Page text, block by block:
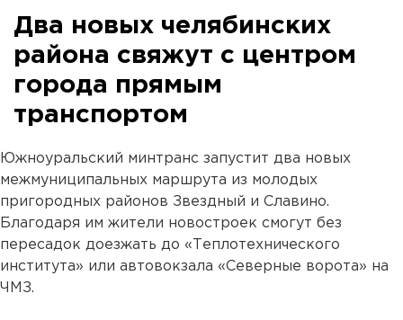
Два новых челябинских
района свяжут с центром
города прямым
транспортом
Южноуральский минтранс запустит два новых
межмуниципальных маршрута из молодых
пригородных районов Звездный и Славино.
Благодаря им жители новостроек смогут без
пересадок доезжать до «Теплотехнического
института» или автовокзала «Северные ворота» на
ЧМЗ.